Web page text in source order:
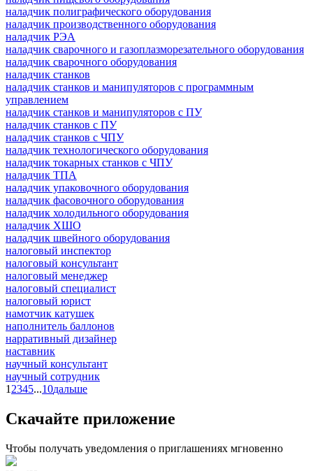
наладчик полиграфического оборудования
наладчик производственного оборудования
наладчик РЭА
наладчик сварочного и газоплазморезательного оборудования
наладчик сварочного оборудования
наладчик станков
наладчик станков и манипуляторов с программным
управлением
наладчик станков и манипуляторов с ПУ
наладчик станков с ПУ
наладчик станков с ЧПУ
наладчик технологического оборудования
наладчик токарных станков с ЧПУ
наладчик ТПА
наладчик упаковочного оборудования
наладчик фасовочного оборудования
наладчик холодильного оборудования
наладчик ХШО
наладчик швейного оборудования
налоговый инспектор
налоговый консультант
налоговый менеджер
налоговый специалист
налоговый юрист
намотчик катушек
наполнитель баллонов
нарративный дизайнер
наставник
научный консультант
научный сотрудник
1 2345...10дальше
Скачайте приложение
Чтобы получать уведомления о приглашениях мгновенно